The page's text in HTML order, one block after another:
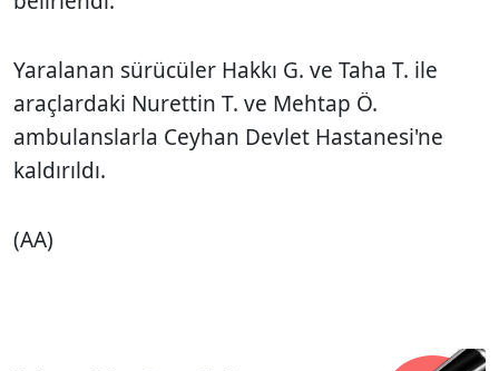
Yaralanan sürücüler Hakkı G. ve Taha T. ile
araçlardaki Nurettin T. ve Mehtap Ö.
ambulanslarla Ceyhan Devlet Hastanesi'ne
kaldırıldı.
(AA)